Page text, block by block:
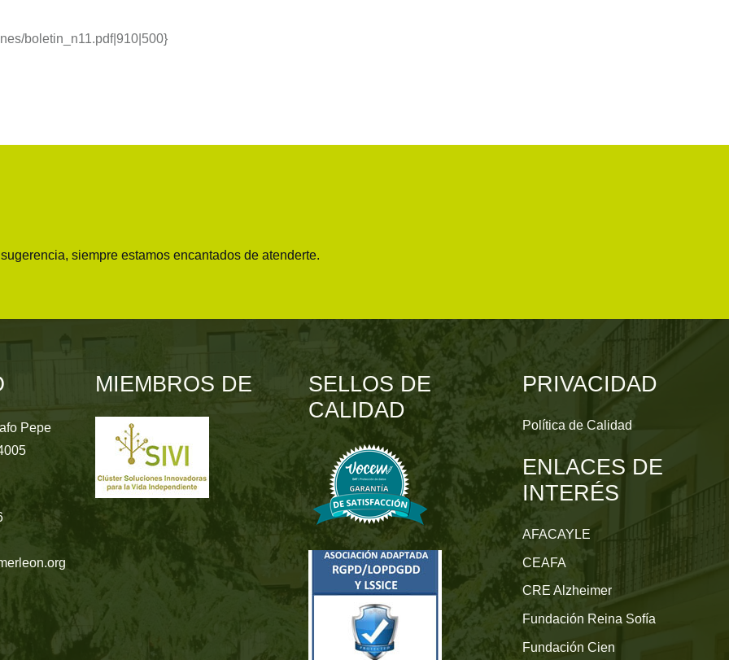
boletin_n11.pdf|910|500}
siempre estamos encantados de atenderte.
Pepe
MIEMBROS DE
SELLOS DE
CALIDAD
PRIVACIDAD
Política de Calidad
ENLACES DE
INTERÉS
AFACAYLE
CEAFA
CRE Alzheimer
Fundación Reina Sofía
Fundación Cien